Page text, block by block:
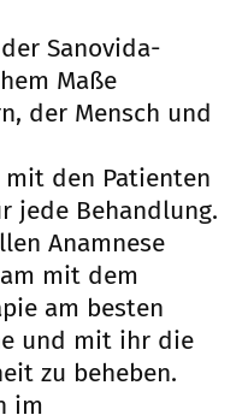
Sanovida-
Maße
der Mensch und
mit den Patienten
jede Behandlung.
Anamnese
mit dem
am besten
und mit ihr die
zu beheben.
im